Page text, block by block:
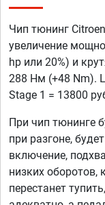
Чип тюнинг
увеличение
hp или 20%) и
288 Нм (+48 Nm).
Stage 1 = 13800
При чип тюнинге
при разгоне,
включение,
низких оборотов,
перестанет